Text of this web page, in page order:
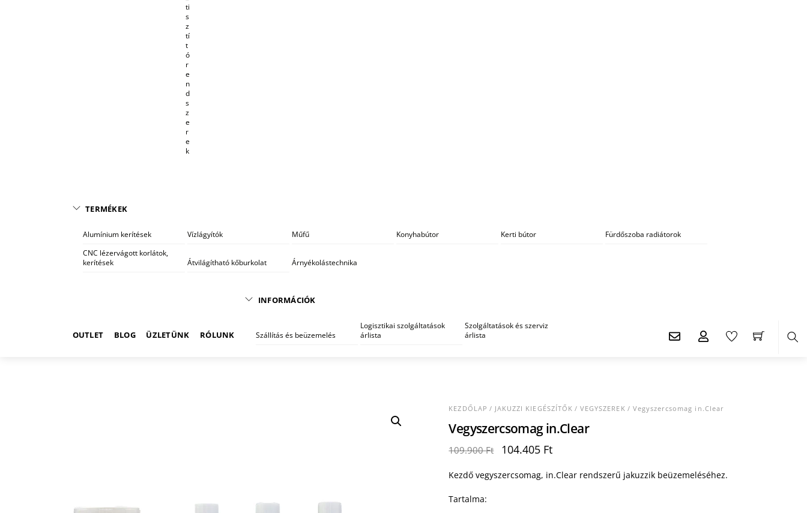
ti
s
z
tí
t
ó
r
e
n
d
s
z
e
r
e
k
TERMÉKEK
Alumínium kerítések Vízlágyítók Műfű Konyhabútor Kerti bútor
Fürdőszoba radiátorok
CNC lézervágott korlátok,
kerítések
Átvilágítható kőburkolat Árnyékolástechnika
OUTLET BLOG ÜZLETÜNK RÓLUNK
INFORMÁCIÓK
Szállítás és beüzemelés
Logisztikai szolgáltatások
árlista
Szolgáltatások és szerviz
árlista
KEZDŐLAP / JAKUZZI KIEGÉSZÍTŐK/VEGYSZEREK/ Vegyszercsomag in.Clear
Vegyszercsomag in.Clear
109.900Ft
Original
was:
104.405 FtCurrent
is:
Kezdő vegyszercsomag, in.Clear rendszerű jakuzzik beüzemeléséhez.
Tartalma: